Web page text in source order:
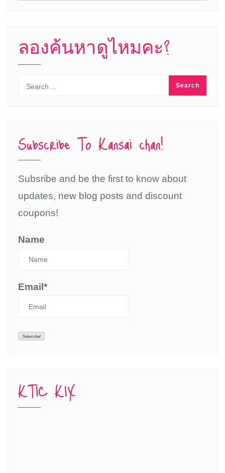
ลองค้นหาดูไหมคะ?
Subscribe To Kansai chan!
Subsribe and be the first to know about
updates, new blog posts and discount
coupons!
Name
Email*
KTIC KIX